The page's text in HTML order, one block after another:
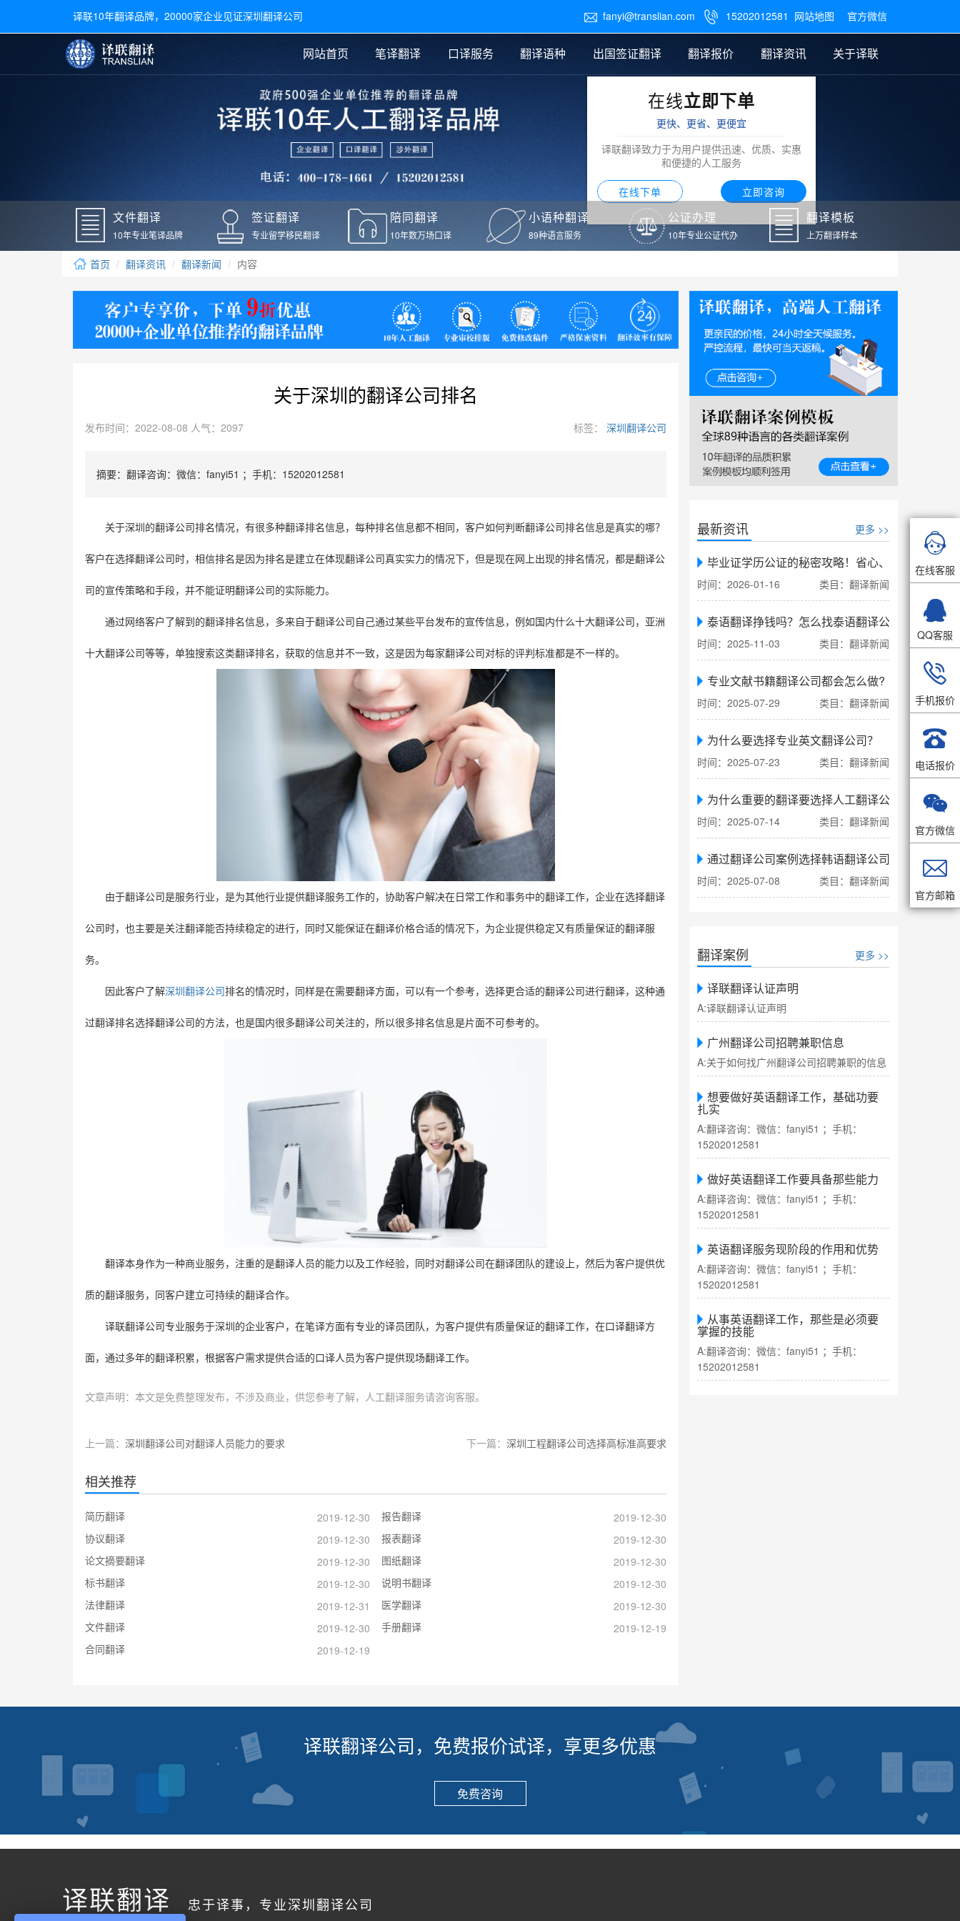
译联10年翻译品牌，20000家企业见证深圳翻译公司  fanyi@translian.com  15202012581 网站地图 官方微信
网站首页 笔译翻译
文件翻译 医学翻译 法律翻译 说明书翻译 图纸翻译
口译服务
广交会翻译 交替传译 同声传译
翻译语种
常用语种翻译
日语翻译
德语翻译
老挝语翻译 泰语翻译
葡萄牙语翻译
出国签证翻译
毕业证翻译
户口本翻译
学位证翻译
身份证翻译
签证材料翻译
银行流水翻译
驾照翻译
疫苗本翻译
新冠疫苗接种证明翻译
核酸检测报告英文版翻
译
翻译报价
笔译翻译报价
证件翻译报价
翻译资讯
公证样本
签证翻译
口译新闻
翻译新闻
关于译联
在线立即下单
更快、更省、更便宜
译联翻译致力于为用户提供迅速、优质、实惠
和便捷的人工服务
在线下单 立即咨询
文件翻译
10年专业笔译品牌
签证翻译
专业留学移民翻译
陪同翻译
10年数万场口译
小语种翻译
89种语言服务
公证办理
10年专业公证代办
翻译模板
上万翻译样本
首页 翻译资讯 翻译新闻 内容
关于深圳的翻译公司排名
发布时间：2022-08-08 人气：2097 标签： 深圳翻译公司
摘要：翻译咨询：微信：fanyi51 ；手机：15202012581
关于深圳的翻译公司排名情况，有很多种翻译排名信息，每种排名信息都不相同，客户如何判断翻译公司排名信息是真实的哪？
客户在选择翻译公司时，相信排名是因为排名是建立在体现翻译公司真实实力的情况下，但是现在网上出现的排名情况，都是翻译公
司的宣传策略和手段，并不能证明翻译公司的实际能力。
通过网络客户了解到的翻译排名信息，多来自于翻译公司自己通过某些平台发布的宣传信息，例如国内什么十大翻译公司，亚洲
十大翻译公司等等，单独搜索这类翻译排名，获取的信息并不一致，这是因为每家翻译公司对标的评判标准都是不一样的。
由于翻译公司是服务行业，是为其他行业提供翻译服务工作的，协助客户解决在日常工作和事务中的翻译工作，企业在选择翻译
公司时，也主要是关注翻译能否持续稳定的进行，同时又能保证在翻译价格合适的情况下，为企业提供稳定又有质量保证的翻译服
务。
因此客户了解深圳翻译公司 排名的情况时，同样是在需要翻译方面，可以有一个参考，选择更合适的翻译公司进行翻译，这种通
过翻译排名选择翻译公司的方法，也是国内很多翻译公司关注的，所以很多排名信息是片面不可参考的。
翻译本身作为一种商业服务，注重的是翻译人员的能力以及工作经验，同时对翻译公司在翻译团队的建设上，然后为客户提供优
质的翻译服务，同客户建立可持续的翻译合作。
译联翻译公司专业服务于深圳的企业客户，在笔译方面有专业的译员团队，为客户提供有质量保证的翻译工作，在口译翻译方
面，通过多年的翻译积累，根据客户需求提供合适的口译人员为客户提供现场翻译工作。
文章声明：本文是免费整理发布，不涉及商业，供您参考了解，人工翻译服务请咨询客服。
上一篇： 深圳翻译公司对翻译人员能力的要求 下一篇： 深圳工程翻译公司选择高标准高要求
相关推荐
简历翻译 2019-12-30 报告翻译
2019-12-30
协议翻译
2019-12-30 报表翻译
2019-12-30
论文摘要翻译
2019-12-30 图纸翻译
2019-12-30
标书翻译
2019-12-30 说明书翻译
2019-12-30
法律翻译
2019-12-31 医学翻译
2019-12-30
文件翻译
2019-12-30 手册翻译
2019-12-19
合同翻译
2019-12-19
最新资讯 更多 >>
毕业证学历公证的秘密攻略！省心、省力、省时
时间：2026-01-16 类目：翻译新闻
泰语翻译挣钱吗？怎么找泰语翻译公司翻译
时间：2025-11-03 类目：翻译新闻
专业文献书籍翻译公司都会怎么做?
时间：2025-07-29 类目：翻译新闻
为什么要选择专业英文翻译公司？
时间：2025-07-23 类目：翻译新闻
为什么重要的翻译要选择人工翻译公司
时间：2025-07-14 类目：翻译新闻
通过翻译公司案例选择韩语翻译公司
时间：2025-07-08 类目：翻译新闻
翻译案例 更多 >>
译联翻译认证声明
A:译联翻译认证声明
广州翻译公司招聘兼职信息
A:关于如何找广州翻译公司招聘兼职的信息
想要做好英语翻译工作，基础功要
扎实
A:翻译咨询：微信：fanyi51 ；手机：
15202012581
做好英语翻译工作要具备那些能力
A:翻译咨询：微信：fanyi51 ；手机：
15202012581
英语翻译服务现阶段的作用和优势
A:翻译咨询：微信：fanyi51 ；手机：
15202012581
从事英语翻译工作，那些是必须要
掌握的技能
A:翻译咨询：微信：fanyi51 ；手机：
15202012581
译联翻译公司，免费报价试译，享更多优惠
免费咨询
译联翻译 忠于译事，专业深圳翻译公司

在线客服

QQ客服

手机报价

电话报价

官方微信

官方邮箱